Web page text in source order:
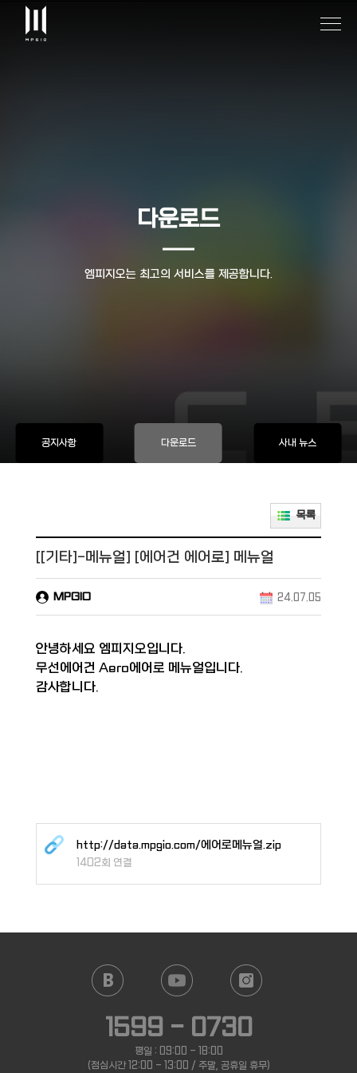
다운로드
엠피지오는 최고의 서비스를 제공합니다.
공지사항 다운로드 사내 뉴스
목록
[[기타]-메뉴얼] [에어건 에어로] 메뉴얼
MPGIO 24.07.05
안녕하세요 엠피지오입니다.
무선에어건 Aero에어로 메뉴얼입니다.
감사합니다.
http://data.mpgio.com/에어로메뉴얼.zip
1402회 연결
1599 - 0730
평일 : 09:00 - 18:00
(점심시간 12:00 - 13:00 / 주말, 공휴일 휴무)